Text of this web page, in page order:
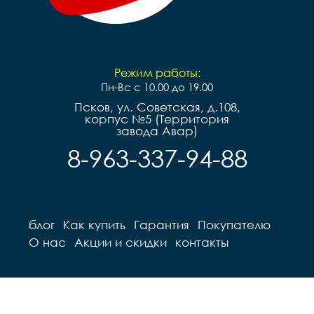
Режим работы:
Пн-Вс с 10.00 до 19.00
Псков, ул. Советская, д.108,
корпус №5 (Территория
завода Авар)
8-963-337-94-88
блог Как купить Гарантия
Покупателю
О нас
Акции и скидки контакты